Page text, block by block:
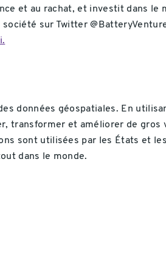
et au rachat, et investit dans le
société sur Twitter
données géospatiales. En
transformer et améliorer de gros
sont utilisées par les États et
dans le monde.